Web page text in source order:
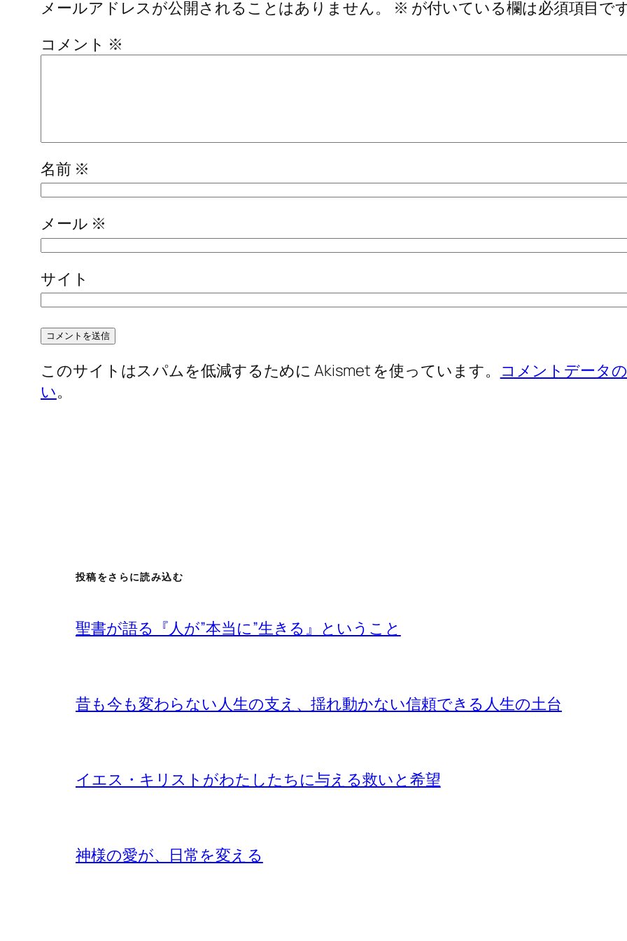
メールアドレスが公開されることはありません。
※ が付いている欄は必須項目で
コメント ※
名前 ※
メール ※
サイト
このサイトはスパムを低減するために Akismet を使っています。 コメントデータ
い。
投稿をさらに読み込む
聖書が語る『人が”本当に”生きる』ということ
昔も今も変わらない人生の支え、揺れ動かない信頼できる人生の土台
イエス・キリストがわたしたちに与える救いと希望
神様の愛が、日常を変える